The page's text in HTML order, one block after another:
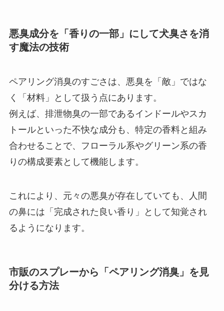
悪臭成分を「香りの一部」にして犬臭さを消
す魔法の技術
ペアリング消臭のすごさは、悪臭を「敵」ではな
く「材料」として扱う点にあります。
例えば、排泄物臭の一部であるインドールやスカ
トールといった不快な成分も、特定の香料と組み
合わせることで、フローラル系やグリーン系の香
りの構成要素として機能します。
これにより、元々の悪臭が存在していても、人間
の鼻には「完成された良い香り」として知覚され
るようになります。
市販のスプレーから「ペアリング消臭」を見
分ける方法